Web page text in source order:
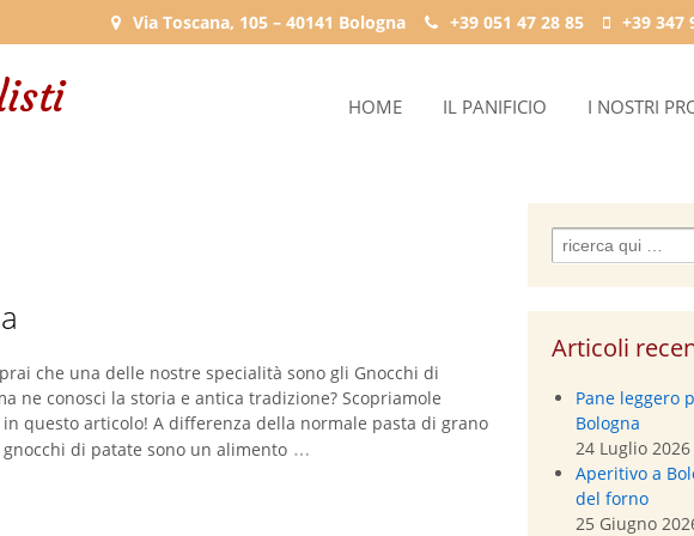
Via Toscana, 105 – 40141 Bologna +39 051 47 28 85 +39 347
HOME IL PANIFICIO I NOSTRI
che una delle nostre specialità sono gli Gnocchi di
ne conosci la storia e antica tradizione? Scopriamole
in questo articolo! A differenza della normale pasta di grano
di patate sono un alimento …
Search
for:
Articoli
Pane leggero
Bologna
24 Luglio 2026
Aperitivo a
del forno
25 Giugno